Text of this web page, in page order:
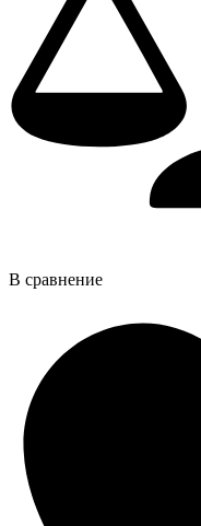
В сравнение